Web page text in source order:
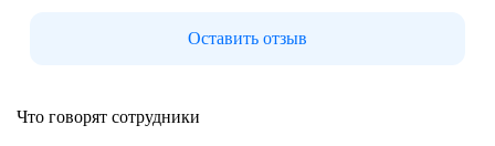
Оставить отзыв
Что говорят сотрудники